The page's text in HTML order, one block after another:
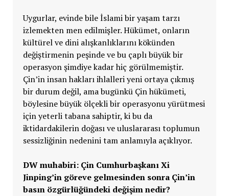
Uygurlar, evinde bile İslami bir yaşam tarzı
izlemekten men edilmişler. Hükümet, onların
kültürel ve dini alışkanlıklarını kökünden
değiştirmenin peşinde ve bu çaplı büyük bir
operasyon şimdiye kadar hiç görülmemiştir.
Çin’in insan hakları ihlalleri yeni ortaya çıkmış
bir durum değil, ama bugünkü Çin hükümeti,
böylesine büyük ölçekli bir operasyonu yürütmesi
için yeterli tabana sahiptir, ki bu da
iktidardakilerin doğası ve uluslararası toplumun
sessizliğinin nedenini tam anlamıyla açıklıyor.
DW muhabiri: Çin Cumhurbaşkanı Xi
Jinping’in göreve gelmesinden sonra Çin’in
basın özgürlüğündeki değişim nedir?